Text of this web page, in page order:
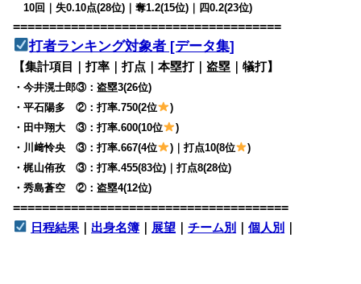
10回｜失0.10点(28位)｜奪1.2(15位)｜四0.2(23位)
=====================================
打者ランキング対象者 [データ集]
【集計項目｜打率｜打点｜本塁打｜盗塁｜犠打】
・今井滉士郎③：盗塁3(26位)
・平石陽多 ②：打率.750(2位
)
・田中翔大 ③：打率.600(10位
)
・川﨑怜央 ③：打率.667(4位
)｜打点10(8位
)
・梶山侑孜 ③：打率.455(83位)｜打点8(28位)
・秀島蒼空 ②：盗塁4(12位)
======================================
日程結果 ｜ 出身名簿 ｜ 展望 ｜チーム別 ｜個人別 ｜